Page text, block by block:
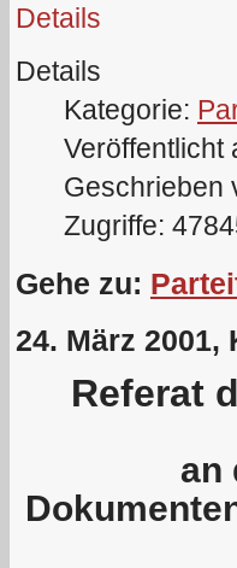
Details
Details
Kategorie:
Veröffentlicht
Geschrieben
Zugriffe:
Gehe zu:
24. März 2001,
Referat
an